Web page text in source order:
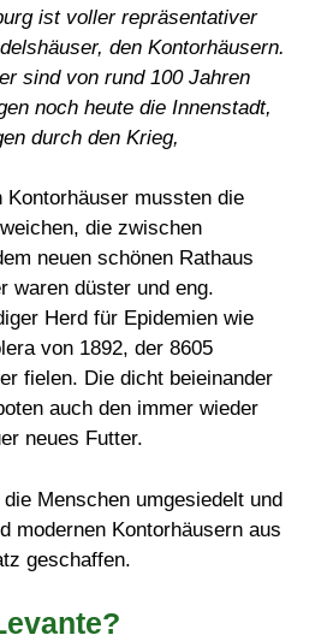
ist voller repräsentativer
den Kontorhäusern.
sind von rund 100 Jahren
noch heute die Innenstadt,
durch den Krieg,
Kontorhäuser mussten die
die zwischen
neuen schönen Rathaus
waren düster und eng.
Herd für Epidemien wie
von 1892, der 8605
fielen. Die dicht beieinander
auch den immer wieder
neues Futter.
Menschen umgesiedelt und
modernen Kontorhäusern aus
geschaffen.